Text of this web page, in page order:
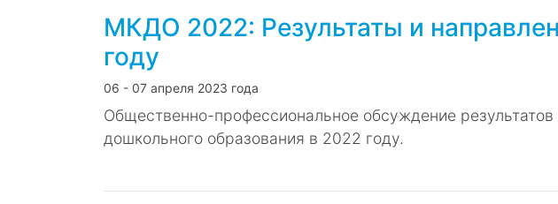
МКДО 2022: Результаты и
году
06 - 07 апреля 2023 года
Общественно-профессиональное обсуждение
дошкольного образования в 2022 году.